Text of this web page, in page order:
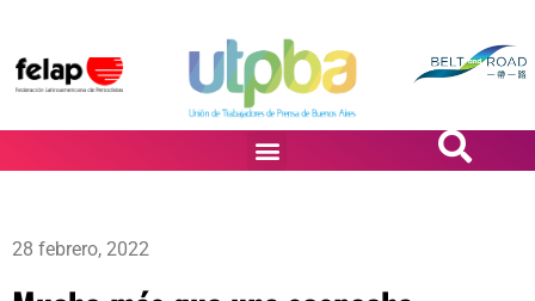
28 febrero, 2022